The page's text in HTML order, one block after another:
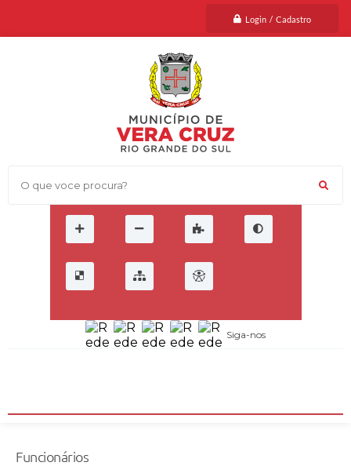
Login / Cadastro
O que voce procura?
Siga-nos
Funcionários